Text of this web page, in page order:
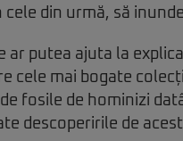
din urmă, să
ar putea ajuta la
cele mai bogate
fosile de hominizi
descoperirile de